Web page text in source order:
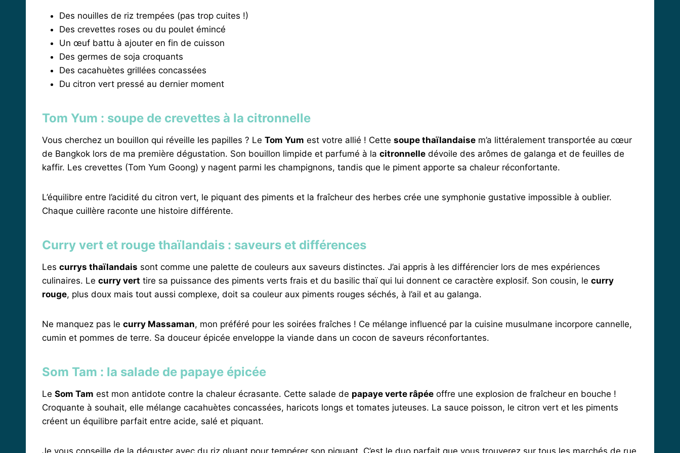
Des nouilles de riz trempées (pas trop cuites !)
Des crevettes roses ou du poulet émincé
Un œuf battu à ajouter en fin de cuisson
Des germes de soja croquants
Des cacahuètes grillées concassées
Du citron vert pressé au dernier moment
Tom Yum : soupe de crevettes à la citronnelle
Vous cherchez un bouillon qui réveille les papilles ? Le Tom Yum est votre allié ! Cette soupe thaïlandaise m’a littéralement transportée au cœur
de Bangkok lors de ma première dégustation. Son bouillon limpide et parfumé à la citronnelle dévoile des arômes de galanga et de feuilles de
kaffir. Les crevettes (Tom Yum Goong) y nagent parmi les champignons, tandis que le piment apporte sa chaleur réconfortante.
L’équilibre entre l’acidité du citron vert, le piquant des piments et la fraîcheur des herbes crée une symphonie gustative impossible à oublier.
Chaque cuillère raconte une histoire différente.
Curry vert et rouge thaïlandais : saveurs et différences
Les currys thaïlandais sont comme une palette de couleurs aux saveurs distinctes. J’ai appris à les différencier lors de mes expériences
culinaires. Le curry vert tire sa puissance des piments verts frais et du basilic thaï qui lui donnent ce caractère explosif. Son cousin, le curry
rouge, plus doux mais tout aussi complexe, doit sa couleur aux piments rouges séchés, à l’ail et au galanga.
Ne manquez pas le curry Massaman, mon préféré pour les soirées fraîches ! Ce mélange influencé par la cuisine musulmane incorpore cannelle,
cumin et pommes de terre. Sa douceur épicée enveloppe la viande dans un cocon de saveurs réconfortantes.
Som Tam : la salade de papaye épicée
Le Som Tam est mon antidote contre la chaleur écrasante. Cette salade de papaye verte râpée offre une explosion de fraîcheur en bouche !
Croquante à souhait, elle mélange cacahuètes concassées, haricots longs et tomates juteuses. La sauce poisson, le citron vert et les piments
créent un équilibre parfait entre acide, salé et piquant.